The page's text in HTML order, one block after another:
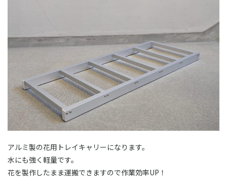
アルミ製の花用トレイキャリーになります。
水にも強く軽量です。
花を製作したまま運搬できますので作業効率UP！